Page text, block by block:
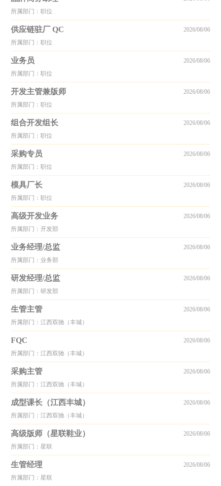
所属部门：职位
供应链驻厂 QC
所属部门：职位
2026/08/06
业务员
所属部门：职位
2026/08/06
开发主管兼版师
所属部门：职位
2026/08/06
组合开发组长
所属部门：职位
2026/08/06
采购专员
所属部门：职位
2026/08/06
模具厂长
所属部门：职位
2026/08/06
高级开发业务
所属部门：开发部
2026/08/06
业务经理/总监
所属部门：业务部
2026/08/06
研发经理/总监
所属部门：研发部
2026/08/06
生管主管
所属部门：江西双驰（丰城）
2026/08/06
FQC
所属部门：江西双驰（丰城）
2026/08/06
采购主管
所属部门：江西双驰（丰城）
2026/08/06
成型课长（江西丰城）
所属部门：江西双驰（丰城）
2026/08/06
高级版师（星联鞋业）
所属部门：星联
2026/08/06
生管经理
所属部门：星联
2026/08/06